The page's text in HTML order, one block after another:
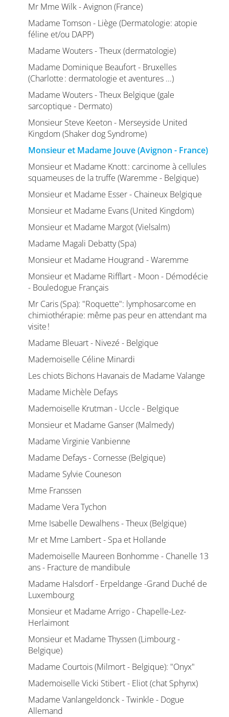
Mr Mme Wilk - Avignon (France)
Madame Tomson - Liège (Dermatologie: atopie
féline et/ou DAPP)
Madame Wouters - Theux (dermatologie)
Madame Dominique Beaufort - Bruxelles
(Charlotte : dermatologie et aventures ...)
Madame Wouters - Theux Belgique (gale
sarcoptique - Dermato)
Monsieur Steve Keeton - Merseyside United
Kingdom (Shaker dog Syndrome)
Monsieur et Madame Jouve (Avignon - France)
Monsieur et Madame Knott : carcinome à cellules
squameuses de la truffe (Waremme - Belgique)
Monsieur et Madame Esser - Chaineux Belgique
Monsieur et Madame Evans (United Kingdom)
Monsieur et Madame Margot (Vielsalm)
Madame Magali Debatty (Spa)
Monsieur et Madame Hougrand - Waremme
Monsieur et Madame Rifflart - Moon - Démodécie
- Bouledogue Français
Mr Caris (Spa): "Roquette": lymphosarcome en
chimiothérapie: même pas peur en attendant ma
visite !
Madame Bleuart - Nivezé - Belgique
Mademoiselle Céline Minardi
Les chiots Bichons Havanais de Madame Valange
Madame Michèle Defays
Mademoiselle Krutman - Uccle - Belgique
Monsieur et Madame Ganser (Malmedy)
Madame Virginie Vanbienne
Madame Defays - Cornesse (Belgique)
Madame Sylvie Couneson
Mme Franssen
Madame Vera Tychon
Mme Isabelle Dewalhens - Theux (Belgique)
Mr et Mme Lambert - Spa et Hollande
Mademoiselle Maureen Bonhomme - Chanelle 13
ans - Fracture de mandibule
Madame Halsdorf - Erpeldange -Grand Duché de
Luxembourg
Monsieur et Madame Arrigo - Chapelle-Lez-
Herlaimont
Monsieur et Madame Thyssen (Limbourg -
Belgique)
Madame Courtois (Milmort - Belgique): "Onyx"
Mademoiselle Vicki Stibert - Eliot (chat Sphynx)
Madame Vanlangeldonck - Twinkle - Dogue
Allemand